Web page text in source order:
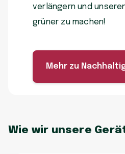
verlängern und
grüner zu machen!
Mehr zu
Wie wir unsere